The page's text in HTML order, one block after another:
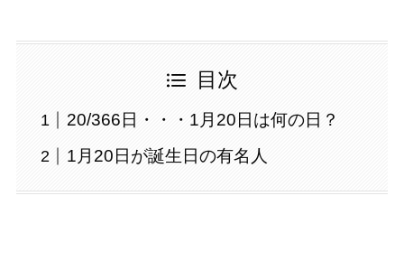
目次
20/366日・・・1月20日は何の日？
1月20日が誕生日の有名人